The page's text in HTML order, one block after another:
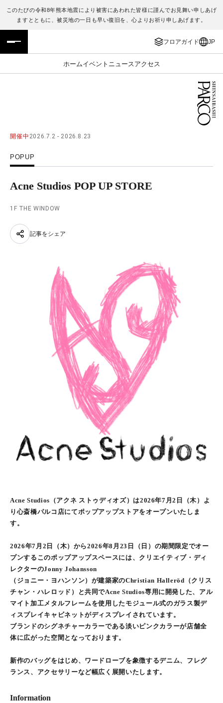
このたびの令和8年熊本地震により被害にあわれた皆様に謹んでお見舞い申しあげ
ますとともに、被災地の一日も早い復旧を、心よりお祈り申しあげます。
フロアガイド JP
ホームイベント ニュース アクセス
フロアガイド
施設案内・アクセス
PARCOメンバーズ
JP
ENGLISH
繁体字
開催中 2026.7.2 - 2026.8.23
POPUP
Acne Studios POP UP STORE
1F THE WINDOW
記事をシェア
Acne Studios（アクネ ストゥディオズ）は2026年7月2日（木）よ
り心斎橋パルコ店にてポップアップストアをオープンいたしま
す。
2026年7月2日（木）から2026年8月23日（日）の期間限定でオー
プンするこのポップアップスペースには、クリエイティブ・ディ
レクターのJonny Johansson
（ジョニー・ヨハンソン）が建築家のChristian Halleröd（クリス
チャン・ハレロッド）と共同でAcne Studios専用に開発した、アル
マイト加工メタルフレームを使用したモジュール式のガラス製デ
ィスプレイキャビネットがディスプレイされています。
ブランドのシグネチャーカラーである淡いピンクカラーが店舗全
体に広がった空間となっております。
新作のバッグをはじめ、ワードローブを象徴するデニム、フレグ
ランス、アクセサリーなど幅広く展開いたします。
Information